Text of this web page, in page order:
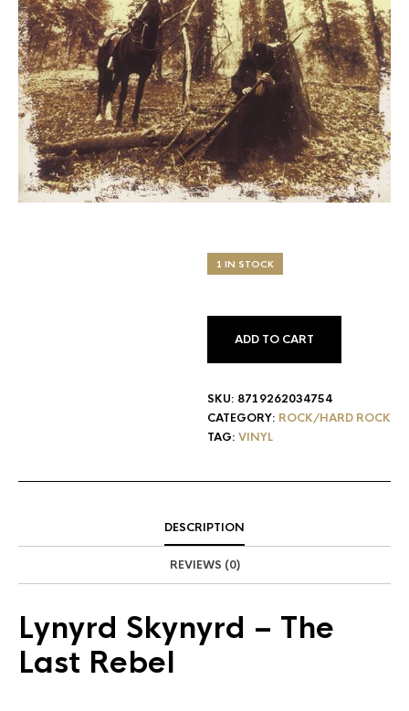
1 IN STOCK
ADD TO CART
SKU: 8719262034754
CATEGORY: ROCK/HARD ROCK
TAG: VINYL
DESCRIPTION
REVIEWS (0)
Lynyrd Skynyrd – The
Last Rebel